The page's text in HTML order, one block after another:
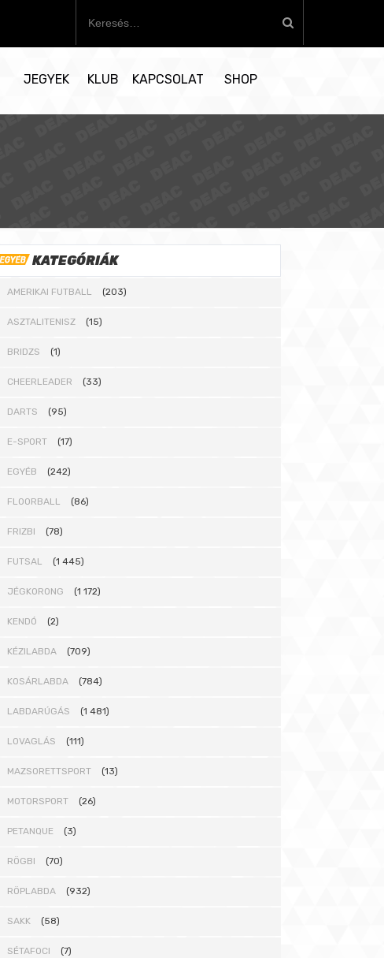
r
JEGYEK KLUB KAPCSOLAT SHOP
KATEGÓRIÁK
AMERIKAI FUTBALL (203)
ASZTALITENISZ (15)
BRIDZS (1)
CHEERLEADER (33)
DARTS (95)
E-SPORT (17)
EGYÉB (242)
FLOORBALL (86)
FRIZBI (78)
FUTSAL (1 445)
JÉGKORONG (1 172)
KENDÓ (2)
KÉZILABDA (709)
KOSÁRLABDA (784)
LABDARÚGÁS (1 481)
LOVAGLÁS (111)
MAZSORETTSPORT (13)
MOTORSPORT (26)
PETANQUE (3)
RÖGBI (70)
RÖPLABDA (932)
SAKK (58)
SÉTAFOCI (7)